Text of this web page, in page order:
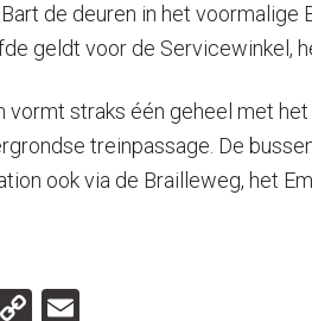
de deuren in het
geldt voor de Servicewinkel,
vormt straks één geheel met
treinpassage. De
ook via de Brailleweg, het
Copy